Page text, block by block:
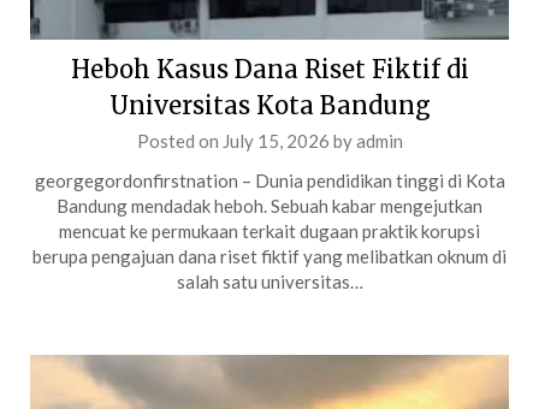
Heboh Kasus Dana Riset Fiktif di
Universitas Kota Bandung
Posted on July 15, 2026 byadmin
georgegordonfirstnation – Dunia pendidikan tinggi di Kota
Bandung mendadak heboh. Sebuah kabar mengejutkan
mencuat ke permukaan terkait dugaan praktik korupsi
berupa pengajuan dana riset fiktif yang melibatkan oknum di
salah satu universitas…